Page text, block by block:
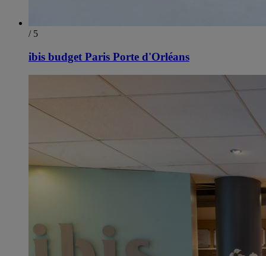
/ 5
ibis budget Paris Porte d'Orléans